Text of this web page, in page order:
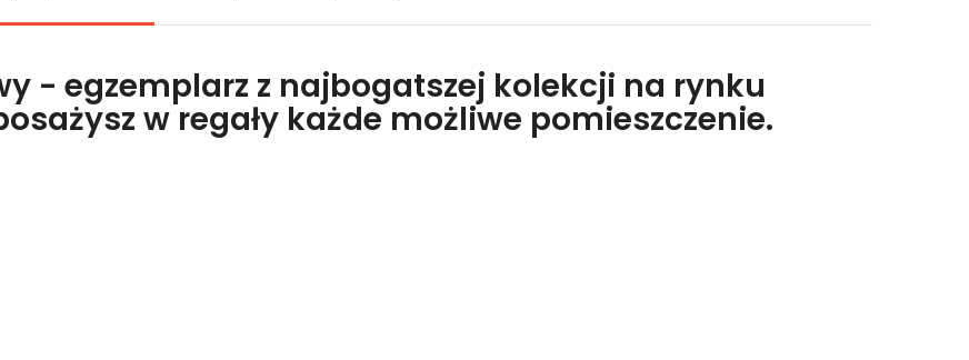
- egzemplarz z najbogatszej kolekcji na rynku
w regały każde możliwe pomieszczenie.